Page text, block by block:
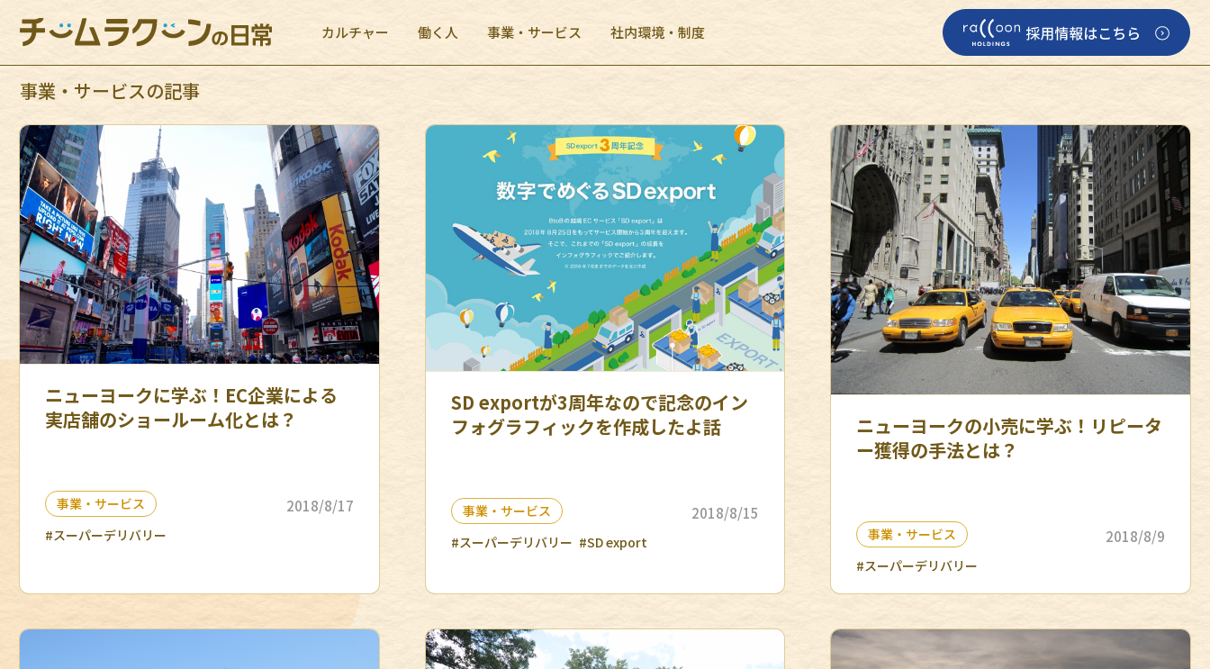
カルチャー 働く人 事業・サービス 社内環境・制度
事業・サービスの記事
ニューヨークに学ぶ！EC企業による
実店舗のショールーム化とは？
事業・サービス 2018/8/17
#スーパーデリバリー
SD exportが3周年なので記念のイン
フォグラフィックを作成したよ話
事業・サービス 2018/8/15
#スーパーデリバリー #SD export
ニューヨークの小売に学ぶ！リピータ
ー獲得の手法とは？
事業・サービス 2018/8/9
#スーパーデリバリー